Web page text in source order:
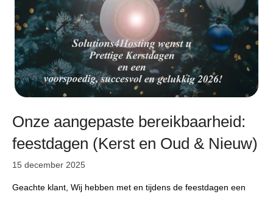
Onze aangepaste bereikbaarheid:
feestdagen (Kerst en Oud & Nieuw)
15 december 2025
Geachte klant, Wij hebben met en tijdens de feestdagen een